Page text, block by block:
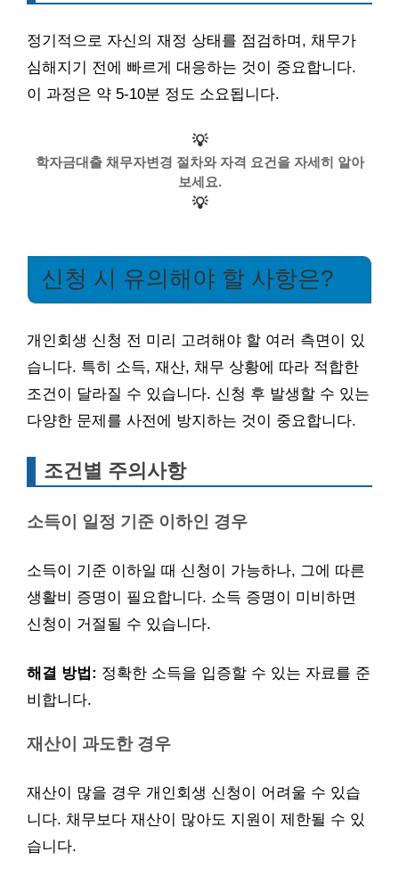
정기적으로 자신의 재정 상태를 점검하며, 채무가
심해지기 전에 빠르게 대응하는 것이 중요합니다.
이 과정은 약 5-10분 정도 소요됩니다.
💡
학자금대출 채무자변경 절차와 자격 요건을 자세히 알아
보세요.
💡
신청 시 유의해야 할 사항은?
개인회생 신청 전 미리 고려해야 할 여러 측면이 있
습니다. 특히 소득, 재산, 채무 상황에 따라 적합한
조건이 달라질 수 있습니다. 신청 후 발생할 수 있는
다양한 문제를 사전에 방지하는 것이 중요합니다.
조건별 주의사항
소득이 일정 기준 이하인 경우
소득이 기준 이하일 때 신청이 가능하나, 그에 따른
생활비 증명이 필요합니다. 소득 증명이 미비하면
신청이 거절될 수 있습니다.
해결 방법: 정확한 소득을 입증할 수 있는 자료를 준
비합니다.
재산이 과도한 경우
재산이 많을 경우 개인회생 신청이 어려울 수 있습
니다. 채무보다 재산이 많아도 지원이 제한될 수 있
습니다.